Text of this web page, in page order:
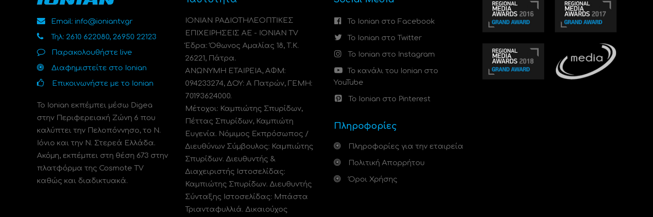
Email: info@ioniantv.gr
Τηλ: 2610 622080, 26950 22123
Παρακολουθήστε live
Διαφημιστείτε στο Ionian
Επικοινωνήστε με το Ionian
Το Ionian εκπέμπει μέσω Digea
στην Περιφερειακή Ζώνη 6 που
καλύπτει την Πελοπόννησο, το N.
Ιόνιο και την Ν. Στερεά Ελλάδα.
Ακόμη, εκπέμπει στη θέση 673 στην
πλατφόρμα της Cosmote TV
καθώς και διαδικτυακά.
ΙΟΝΙΑΝ ΡΑΔΙΟΤΗΛΕΟΠΤΙΚΕΣ
ΕΠΙΧΕΙΡΗΣΕΙΣ ΑΕ - IONIAN TV
Έδρα: Όθωνος Αμαλίας 18, Τ.Κ.
26221, Πάτρα.
ΑΝΩΝΥΜΗ ΕΤΑΙΡΕΙΑ, ΑΦΜ:
094233274, ΔΟΥ: A Πατρών, ΓΕΜΗ:
70193624000.
Μέτοχοι: Καμπιώτης Σπυρίδων,
Πέττας Σπυρίδων, Καμπιώτη
Ευγενία. Νόμιμος Εκπρόσωπος /
Διευθύνων Σύμβουλος: Καμπιώτης
Σπυρίδων. Διευθυντής &
Διαχειριστής Ιστοσελίδας:
Καμπιώτης Σπυρίδων. Διευθυντής
Σύνταξης Ιστοσελίδας: Μπάστα
Τριανταφυλλιά. Δικαιούχος
Το Ionian στο Facebook
Το Ionian στο Twitter
Το Ionian στο Instagram
Το κανάλι του Ionian στο
YouTube
Το Ionian στο Pinterest
Πληροφορίες
Πληροφορίες για την εταιρεία
Πολιτική Απορρήτου
Όροι Χρήσης